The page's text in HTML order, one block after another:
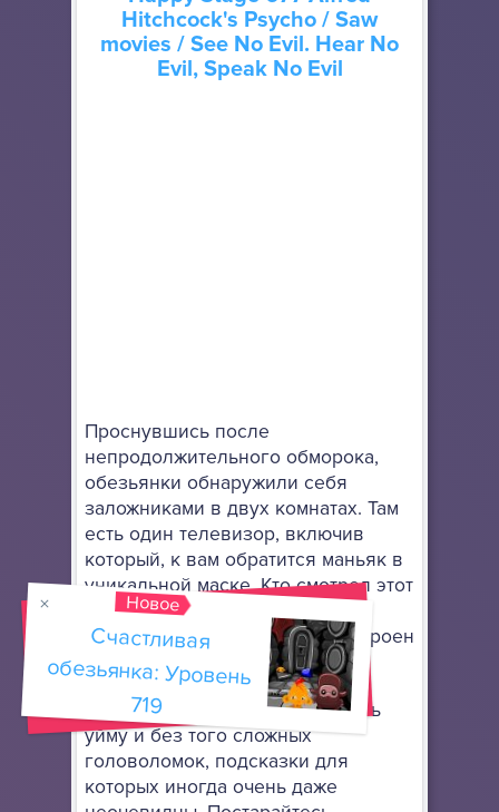
Hitchcock's Psycho / Saw
movies / See No Evil. Hear No
Evil, Speak No Evil
Проснувшись после
непродолжительного обморока,
обезьянки обнаружили себя
заложниками в двух комнатах. Там
есть один телевизор, включив
который, к вам обратится маньяк в
уникальной маске. Кто смотрел этот
фильм, может догадаться, что
сюжет этого приключения построен
на фильме "Пила".
Вы должны помочь всем решить
уйму и без того сложных
головоломок, подсказки для
которых иногда очень даже
Новое
Счастливая
обезьянка: Уровень
719